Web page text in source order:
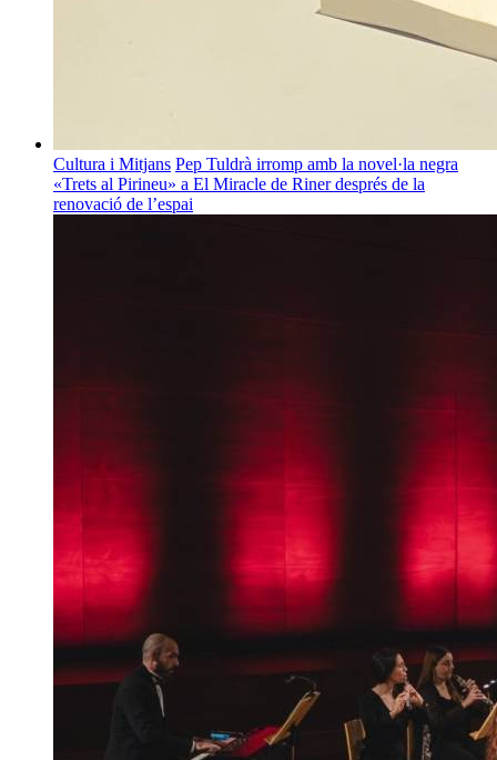
Cultura i Mitjans Pep Tuldrà irromp amb la novel·la negra
«Trets al Pirineu» a El Miracle de Riner després de la
renovació de l’espai